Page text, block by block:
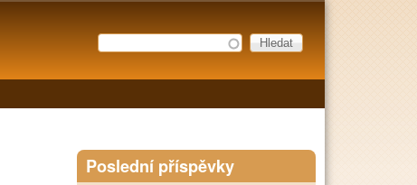
Vyhledávání
Hledat
Poslední příspěvky